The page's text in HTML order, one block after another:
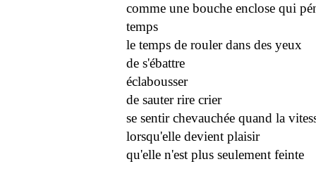
comme une bouche enclose qui
temps
le temps de rouler dans des yeux
de s'ébattre
éclabousser
de sauter rire crier
se sentir chevauchée quand la
lorsqu'elle devient plaisir
qu'elle n'est plus seulement feinte